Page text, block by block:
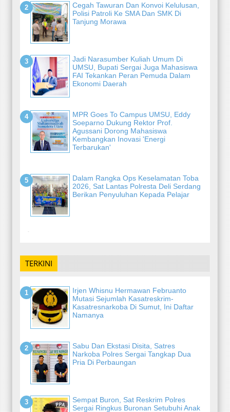
Cegah Tawuran Dan Konvoi Kelulusan,
Polisi Patroli Ke SMA Dan SMK Di
Tanjung Morawa
Jadi Narasumber Kuliah Umum Di
UMSU, Bupati Sergai Juga Mahasiswa
FAI Tekankan Peran Pemuda Dalam
Ekonomi Daerah
MPR Goes To Campus UMSU, Eddy
Soeparno Dukung Rektor Prof.
Agussani Dorong Mahasiswa
Kembangkan Inovasi 'Energi
Terbarukan'
Dalam Rangka Ops Keselamatan Toba
2026, Sat Lantas Polresta Deli Serdang
Berikan Penyuluhan Kepada Pelajar
-
TERKINI
Irjen Whisnu Hermawan Februanto
Mutasi Sejumlah Kasatreskrim-
Kasatresnarkoba Di Sumut, Ini Daftar
Namanya
Sabu Dan Ekstasi Disita, Satres
Narkoba Polres Sergai Tangkap Dua
Pria Di Perbaungan
Sempat Buron, Sat Reskrim Polres
Sergai Ringkus Buronan Setubuhi Anak